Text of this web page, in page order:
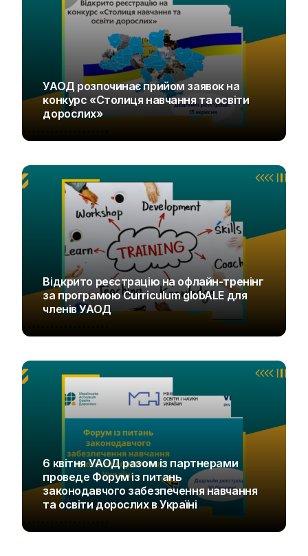
УАОД розпочинає прийом заявок на
конкурс «Столиця навчання та освіти
дорослих»
Відкрито реєстрацію на офлайн-тренінг
за програмою Curriculum globALE для
членів УАОД
6 квітня УАОД разом із партнерами
проведе Форум із питань
законодавчого забезпечення навчання
та освіти дорослих в Україні